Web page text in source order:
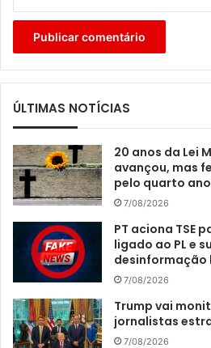
ÚLTIMAS NOTÍCIAS
20 anos da Lei
avançou, mas
pelo quarto
7/08/2026
PT aciona TSE
ligado ao PL e
7/08/2026
Trump vai
jornalistas
7/08/2026